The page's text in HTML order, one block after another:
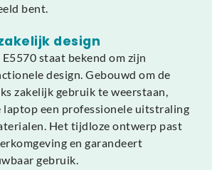
bent.
design
staat bekend om zijn
design. Gebouwd om de
zakelijk gebruik te weerstaan,
laptop een professionele uitstraling
Het tijdloze ontwerp past
en garandeert
gebruik.